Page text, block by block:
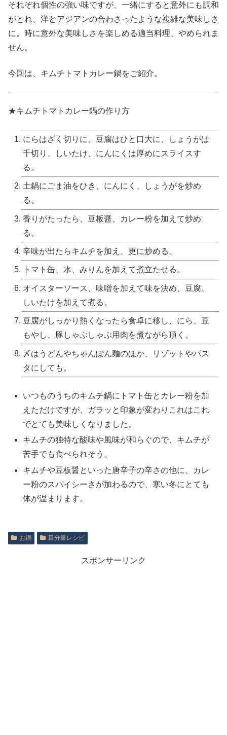
それぞれ個性の強い味ですが、一緒にすると意外にも調和
がとれ、洋とアジアンの合わさったような複雑な美味しさ
に。時に意外な美味しさを楽しめる適当料理、やめられま
せん。
今回は、キムチトマトカレー鍋をご紹介。
★キムチトマトカレー鍋の作り方
にらはざく切りに、豆腐はひと口大に、しょうがは
千切り、しいたけ、にんにくは厚めにスライスす
る。
土鍋にごま油をひき、にんにく、しょうがを炒め
る。
香りがたったら、豆板醤、カレー粉を加えて炒め
る。
辛味が出たらキムチを加え、更に炒める。
トマト缶、水、みりんを加えて煮立たせる。
オイスターソース、味噌を加えて味を決め、豆腐、
しいたけを加えて煮る。
豆腐がしっかり熱くなったら食卓に移し、にら、豆
もやし、豚しゃぶしゃぶ用肉を煮ながら頂く。
〆はうどんやちゃんぽん麺のほか、リゾットやパス
タにしても。
いつものうちのキムチ鍋にトマト缶とカレー粉を加
えただけですが、ガラッと印象が変わりこれはこれ
でとても美味しくなりました。
キムチの独特な酸味や風味が和らぐので、キムチが
苦手でも食べられそう。
キムチや豆板醤といった唐辛子の辛さの他に、カレ
ー粉のスパイシーさが加わるので、寒い冬にとても
体が温まります。
お鍋 目分量レシピ
スポンサーリンク